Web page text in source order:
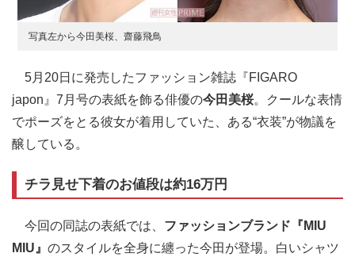
写真左から今田美桜、齋藤飛鳥
5月20日に発売したファッション雑誌『FIGARO
japon』7月号の表紙を飾る俳優の今田美桜。クールな表情
でポーズをとる彼女が着用していた、ある“衣装”が物議を
醸している。
チラ見せ下着のお値段は約16万円
今回の同誌の表紙では、 ファッションブランド『MIU
MIU』 のスタイルを全身に纏った今田が登場。白いシャツ